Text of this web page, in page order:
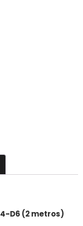
D6 (2 metros)